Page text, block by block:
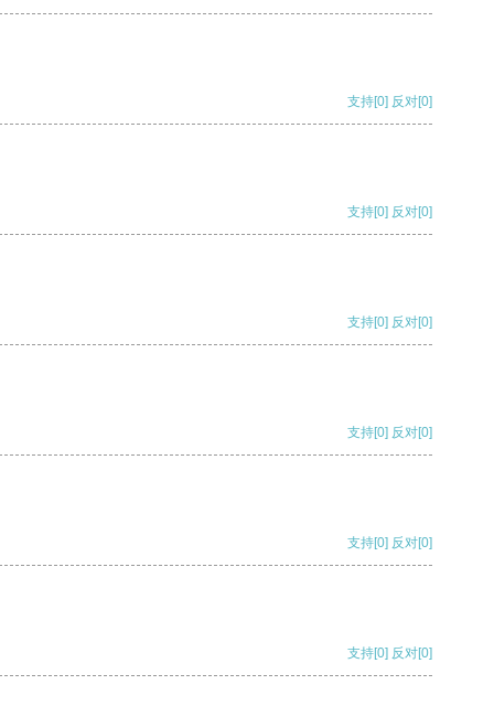
支持[0] 反对[0]
支持[0] 反对[0]
支持[0] 反对[0]
支持[0] 反对[0]
支持[0] 反对[0]
支持[0] 反对[0]